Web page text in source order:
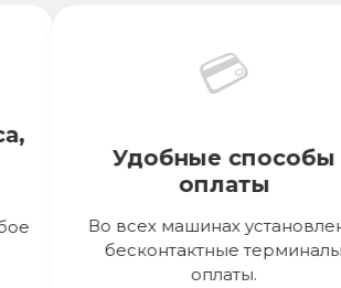
💳
Удобные способы
оплаты
Во всех машинах установлены
бесконтактные терминалы
оплаты.